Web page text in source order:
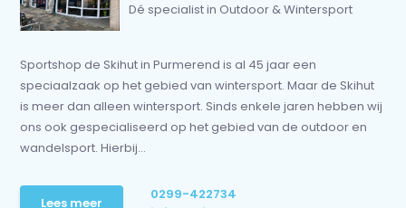
Dé specialist in Outdoor & Wintersport
Sportshop de Skihut in Purmerend is al 45 jaar een
speciaalzaak op het gebied van wintersport. Maar de Skihut
is meer dan alleen wintersport. Sinds enkele jaren hebben wij
ons ook gespecialiseerd op het gebied van de outdoor en
wandelsport. Hierbij...
Lees meer
0299-422734